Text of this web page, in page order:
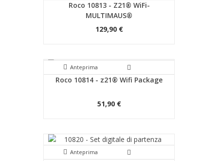
Roco 10813 - Z21® WiFi-
MULTIMAUS®
129,90 €
Anteprima
Roco 10814 - z21® Wifi Package
51,90 €
Anteprima